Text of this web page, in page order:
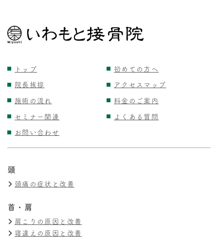
トップ
初めての方へ
院長挨拶
アクセスマップ
施術の流れ
料金のご案内
セミナー関連
よくある質問
お問い合わせ
頭
頭痛の症状と改善
首・肩
肩こりの原因と改善
寝違えの原因と改善